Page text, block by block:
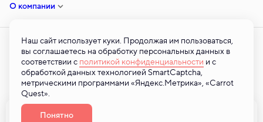
О компании
© ООО «ТСЗ» — 2026 © Все права на публикуемые на сайте материалы
принадлежат ООО «ТСЗ». Любая информация, представленная на
данном сайте, носит исключительно информационный характер и ни при
каких условиях не является публичной офертой, определяемой
положениями статьи 437 ГК РФ. 2026
Наш сайт использует куки. Продолжая им пользоваться,
вы соглашаетесь на обработку персональных данных в
соответствии с политикой конфиденциальности и с
обработкой данных технологией SmartCaptcha,
метрическими программами «Яндекс.Метрика», «Carrot
Quest».
Понятно